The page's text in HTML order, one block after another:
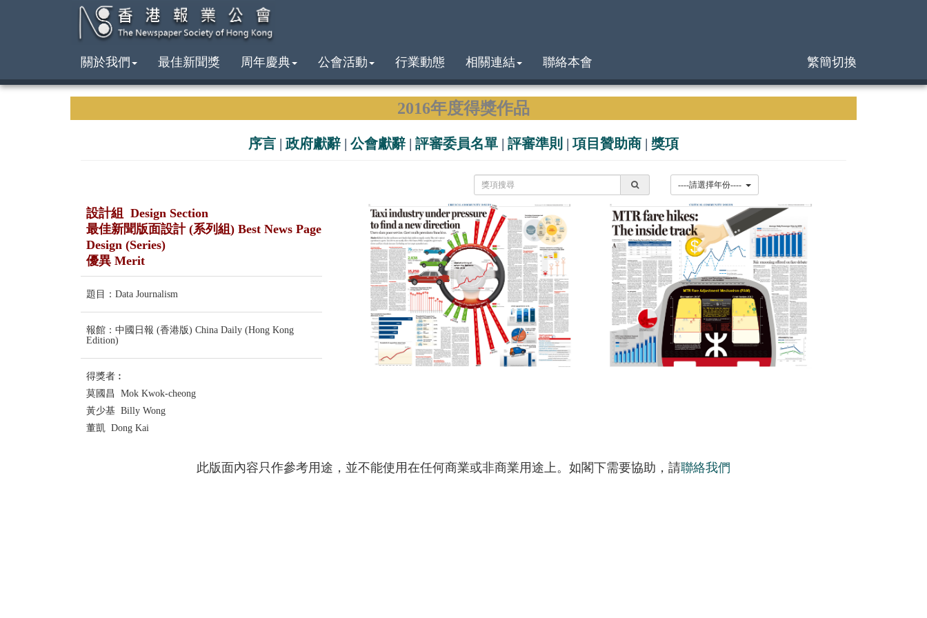
關於我們 最佳新聞獎 周年慶典 公會活動 行業動態 相關連結 聯絡本會 繁簡切換
2016年度得獎作品
序言 | 政府獻辭 | 公會獻辭 | 評審委員名單 | 評審準則 | 項目贊助商 | 獎項
設計組 Design Section
最佳新聞版面設計 (系列組) Best News Page
Design (Series)
優異 Merit
題目：Data Journalism
報館：中國日報 (香港版) China Daily (Hong Kong
Edition)
得獎者︰
莫國昌 Mok Kwok-cheong
黃少基 Billy Wong
董凱 Dong Kai
此版面內容只作參考用途，並不能使用在任何商業或非商業用途上。如閣下需要協助，請聯絡我們